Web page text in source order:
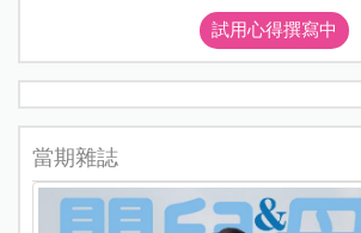
試用心得撰寫中
當期雜誌